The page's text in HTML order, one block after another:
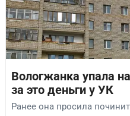
Вологжанка упала
за это деньги у УК
Ранее она просила